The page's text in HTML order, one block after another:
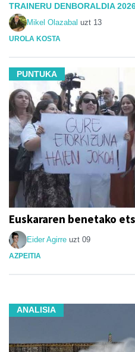
TRAINERU DENBORALDIA
Mikel Olazabal uzt 13
UROLA KOSTA
PUNTUKA
Euskararen benetako
Eider Agirre uzt 09
AZPEITIA
ANALISIA